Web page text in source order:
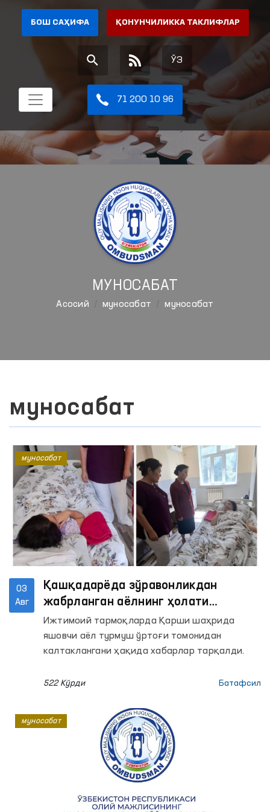
БОШ САҲИФА ҚОНУНЧИЛИККА ТАКЛИФЛАР
ЎЗ
71 200 10 96
МУНОСАБАТ
Aсосий муносабат муносабат
муносабат
03
Авг
Қашқадарёда зўравонликдан
жабрланган аёлнинг ҳолати
Омбудсман томонидан ўрганилди
Ижтимоий тармоқларда Қарши шаҳрида
яшовчи аёл турмуш ўртоғи томонидан
калтаклангани ҳақида хабарлар тарқалди.
522 Кўрди Батафсил
муносабат
муносабат